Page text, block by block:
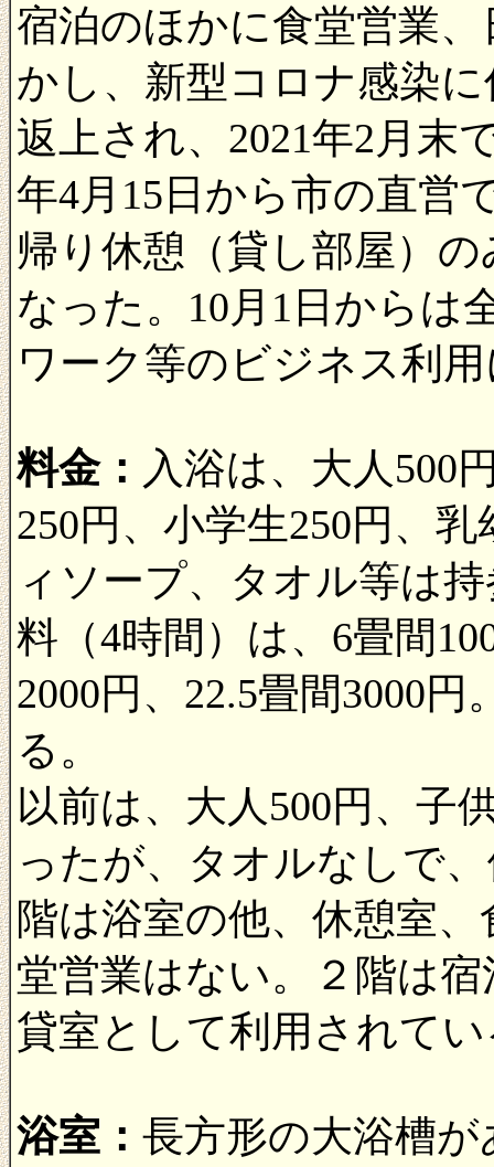
宿泊のほかに食堂営業
かし、新型コロナ感染
返上され、2021年2月末
年4月15日から市の直営
帰り休憩（貸し部屋）
なった。10月1日からは
ワーク等のビジネス利
料金： 入浴は、大人500
250円、小学生250円、
ィソープ、タオル等は
料（4時間）は、6畳間
2000円、22.5畳間3000
る。
以前は、大人500円、子
ったが、タオルなしで
階は浴室の他、休憩室
堂営業はない。２階は
貸室として利用されて
浴室： 長方形の大浴槽